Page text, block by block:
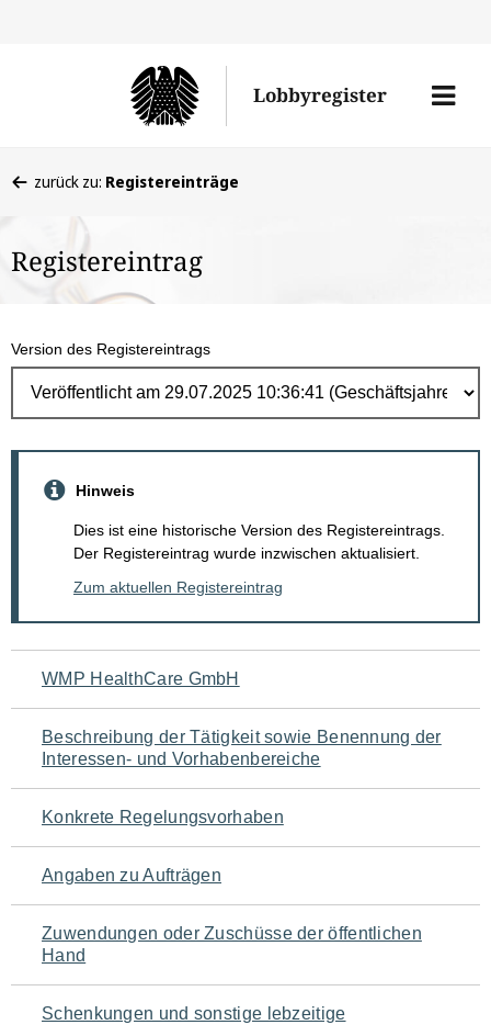
Lobbyregister
Menü
befinden
hier:
zurück zu: Registereinträge
Registereintrag
Version des Registereintrags
Hinweis
Dies ist eine historische Version des Registereintrags.
Der Registereintrag wurde inzwischen aktualisiert.
Zum aktuellen Registereintrag
Navigation
für
den
Seiteninhalt
WMP HealthCare GmbH
Beschreibung der Tätigkeit sowie Benennung der
Interessen- und Vorhabenbereiche
Konkrete Regelungsvorhaben
Angaben zu Aufträgen
Zuwendungen oder Zuschüsse der öffentlichen
Hand
Schenkungen und sonstige lebzeitige